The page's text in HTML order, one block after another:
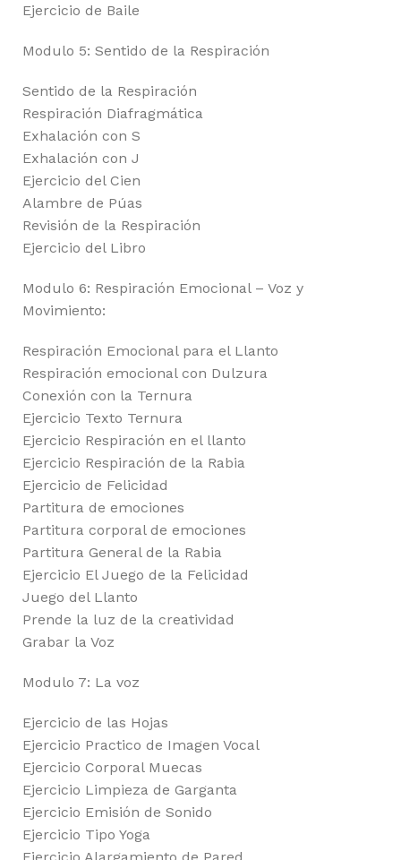
Ejercicio de Baile
Modulo 5: Sentido de la Respiración
Sentido de la Respiración
Respiración Diafragmática
Exhalación con S
Exhalación con J
Ejercicio del Cien
Alambre de Púas
Revisión de la Respiración
Ejercicio del Libro
Modulo 6: Respiración Emocional – Voz y
Movimiento:
Respiración Emocional para el Llanto
Respiración emocional con Dulzura
Conexión con la Ternura
Ejercicio Texto Ternura
Ejercicio Respiración en el llanto
Ejercicio Respiración de la Rabia
Ejercicio de Felicidad
Partitura de emociones
Partitura corporal de emociones
Partitura General de la Rabia
Ejercicio El Juego de la Felicidad
Juego del Llanto
Prende la luz de la creatividad
Grabar la Voz
Modulo 7: La voz
Ejercicio de las Hojas
Ejercicio Practico de Imagen Vocal
Ejercicio Corporal Muecas
Ejercicio Limpieza de Garganta
Ejercicio Emisión de Sonido
Ejercicio Tipo Yoga
Ejercicio Alargamiento de Pared